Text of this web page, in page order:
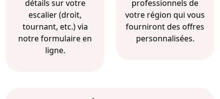
détails sur votre
escalier (droit,
tournant, etc.) via
notre formulaire en
ligne.
professionnels de
votre région qui vous
fourniront des offres
personnalisées.